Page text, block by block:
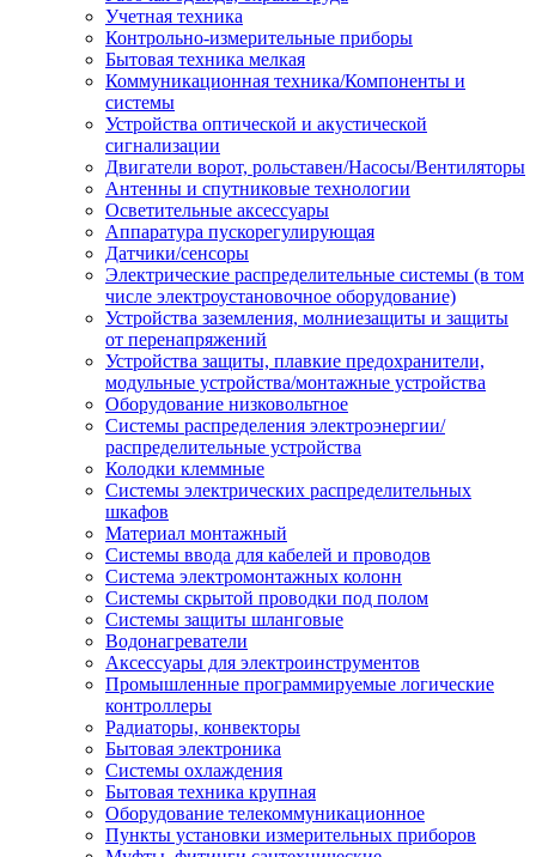
Учетная техника
Контрольно-измерительные приборы
Бытовая техника мелкая
Коммуникационная техника/Компоненты и
системы
Устройства оптической и акустической
сигнализации
Двигатели ворот, рольставен/Насосы/Вентиляторы
Антенны и спутниковые технологии
Осветительные аксессуары
Аппаратура пускорегулирующая
Датчики/сенсоры
Электрические распределительные системы (в том
числе электроустановочное оборудование)
Устройства заземления, молниезащиты и защиты
от перенапряжений
Устройства защиты, плавкие предохранители,
модульные устройства/монтажные устройства
Оборудование низковольтное
Системы распределения электроэнергии/
распределительные устройства
Колодки клеммные
Системы электрических распределительных
шкафов
Материал монтажный
Системы ввода для кабелей и проводов
Система электромонтажных колонн
Системы скрытой проводки под полом
Системы защиты шланговые
Водонагреватели
Аксессуары для электроинструментов
Промышленные программируемые логические
контроллеры
Радиаторы, конвекторы
Бытовая электроника
Системы охлаждения
Бытовая техника крупная
Оборудование телекоммуникационное
Пункты установки измерительных приборов